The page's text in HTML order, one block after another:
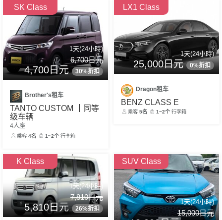
SK Class
1天(24小時)
6,700日元
4,700日元 30%折扣
Brother's租车
TANTO CUSTOM ┃同等
级车辆
4人座
乘客4名 1~2个行李箱
LX1 Class
1天(24小時)
25,000日元 0%折扣
Dragon租车
BENZ CLASS E
乘客5名 1~2个行李箱
K Class
1天(24小時)
7,810日元
5,810日元 26%折扣
SUV Class
1天(24小時)
15,000日元